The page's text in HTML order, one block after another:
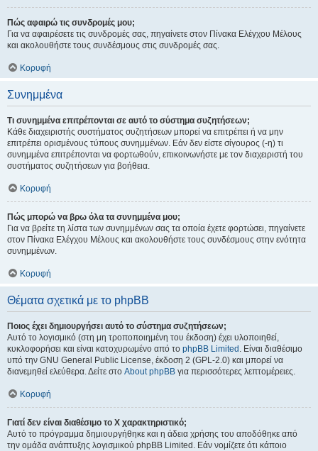
Πώς αφαιρώ τις συνδρομές μου;
Για να αφαιρέσετε τις συνδρομές σας, πηγαίνετε στον Πίνακα Ελέγχου Μέλους
και ακολουθήστε τους συνδέσμους στις συνδρομές σας.
Κορυφή
Συνημμένα
Τι συνημμένα επιτρέπονται σε αυτό το σύστημα συζητήσεων;
Κάθε διαχειριστής συστήματος συζητήσεων μπορεί να επιτρέπει ή να μην
επιτρέπει ορισμένους τύπους συνημμένων. Εάν δεν είστε σίγουρος (-η) τι
συνημμένα επιτρέπονται να φορτωθούν, επικοινωνήστε με τον διαχειριστή του
συστήματος συζητήσεων για βοήθεια.
Κορυφή
Πώς μπορώ να βρω όλα τα συνημμένα μου;
Για να βρείτε τη λίστα των συνημμένων σας τα οποία έχετε φορτώσει, πηγαίνετε
στον Πίνακα Ελέγχου Μέλους και ακολουθήστε τους συνδέσμους στην ενότητα
συνημμένων.
Κορυφή
Θέματα σχετικά με το phpBB
Ποιος έχει δημιουργήσει αυτό το σύστημα συζητήσεων;
Αυτό το λογισμικό (στη μη τροποποιημένη του έκδοση) έχει υλοποιηθεί,
κυκλοφορήσει και είναι κατοχυρωμένο από το phpBB Limited . Είναι διαθέσιμο
υπό την GNU General Public License, έκδοση 2 (GPL-2.0) και μπορεί να
διανεμηθεί ελεύθερα. Δείτε στο About phpBB για περισσότερες λεπτομέρειες.
Κορυφή
Γιατί δεν είναι διαθέσιμο το Χ χαρακτηριστικό;
Αυτό το πρόγραμμα δημιουργήθηκε και η άδεια χρήσης του αποδόθηκε από
την ομάδα ανάπτυξης λογισμικού phpBB Limited. Εάν νομίζετε ότι κάποιο